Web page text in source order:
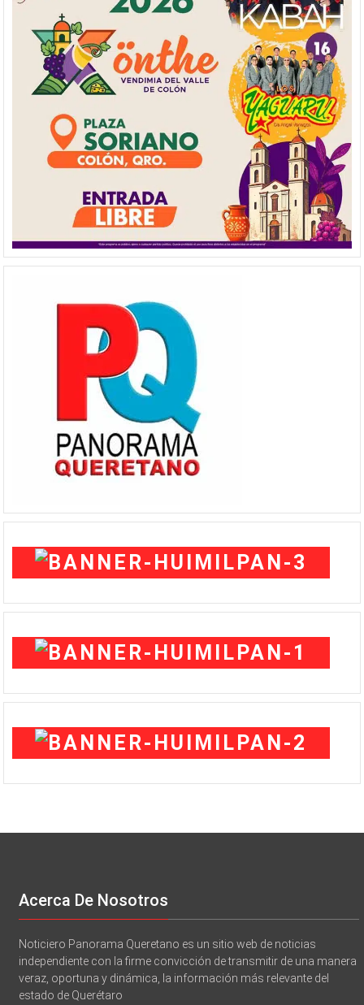
Acerca De Nosotros
Noticiero Panorama Queretano es un sitio web de noticias
independiente con la firme convicción de transmitir de una manera
veraz, oportuna y dinámica, la información más relevante del
estado de Querétaro